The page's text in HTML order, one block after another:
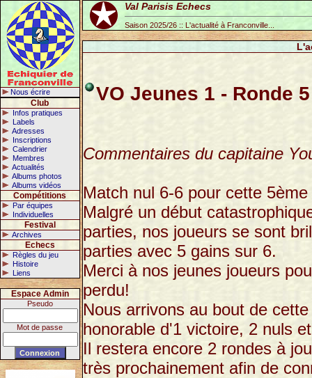
Nous écrire
Club
Infos pratiques
Labels
Adresses
Inscriptions
Calendrier
Membres
Actualités
Albums photos
Albums vidéos
Compétitions
Par équipes
Individuelles
Festival
Archives
Echecs
Règles du jeu
Histoire
Liens
Espace Admin
Pseudo
Mot de passe
Val Parisis Echecs
Saison 2025/26 :: L'actualité à Franconville...
VO Jeunes 1 - Ronde 5
Commentaires du capitaine
Match nul 6-6 pour cette
Malgré un début
parties, nos joueurs se sont
parties avec 5 gains sur 6.
Merci à nos jeunes joueurs
perdu!
Nous arrivons au bout de
honorable d'1 victoire, 2 nuls
Il restera encore 2 rondes à
très prochainement afin de